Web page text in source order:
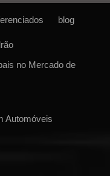
blog
no Mercado de
Automóveis